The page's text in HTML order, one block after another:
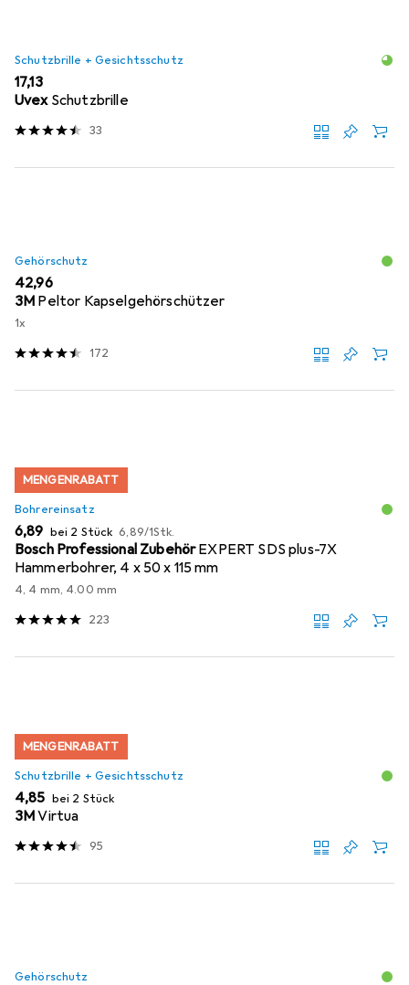
Schutzbrille + Gesichtsschutz
EUR
17,13
Uvex Schutzbrille
33
Gehörschutz
EUR
42,96
3M Peltor Kapselgehörschützer
1x
172
MENGENRABATT
Bohrereinsatz
EUR
6,89 bei 2 Stück EUR
6,89/1Stk.
Bosch Professional ZubehörEXPERT SDS plus-7X
Hammerbohrer, 4 x 50 x 115 mm
4, 4 mm, 4.00 mm
223
MENGENRABATT
Schutzbrille + Gesichtsschutz
EUR
4,85 bei 2 Stück
3MVirtua
95
Gehörschutz